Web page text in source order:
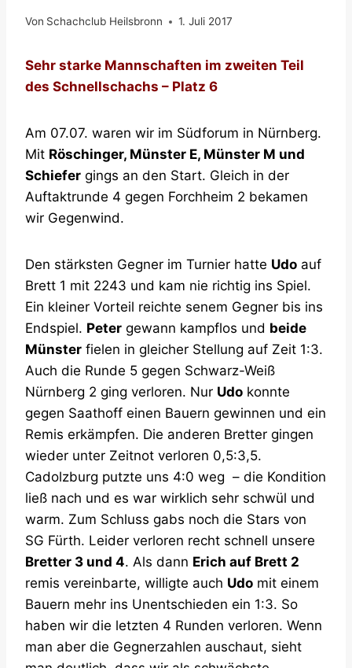
Von Schachclub Heilsbronn 1. Juli 2017
Sehr starke Mannschaften im zweiten Teil
des Schnellschachs – Platz 6
Am 07.07. waren wir im Südforum in Nürnberg.
Mit Röschinger, Münster E, Münster M und
Schiefer gings an den Start. Gleich in der
Auftaktrunde 4 gegen Forchheim 2 bekamen
wir Gegenwind.
Den stärksten Gegner im Turnier hatte Udo auf
Brett 1 mit 2243 und kam nie richtig ins Spiel.
Ein kleiner Vorteil reichte senem Gegner bis ins
Endspiel. Peter gewann kampflos und beide
Münster fielen in gleicher Stellung auf Zeit 1:3.
Auch die Runde 5 gegen Schwarz-Weiß
Nürnberg 2 ging verloren. Nur Udo konnte
gegen Saathoff einen Bauern gewinnen und ein
Remis erkämpfen. Die anderen Bretter gingen
wieder unter Zeitnot verloren 0,5:3,5.
Cadolzburg putzte uns 4:0 weg – die Kondition
ließ nach und es war wirklich sehr schwül und
warm. Zum Schluss gabs noch die Stars von
SG Fürth. Leider verloren recht schnell unsere
Bretter 3 und 4. Als dann Erich auf Brett 2
remis vereinbarte, willigte auch Udo mit einem
Bauern mehr ins Unentschieden ein 1:3. So
haben wir die letzten 4 Runden verloren. Wenn
man aber die Gegnerzahlen auschaut, sieht